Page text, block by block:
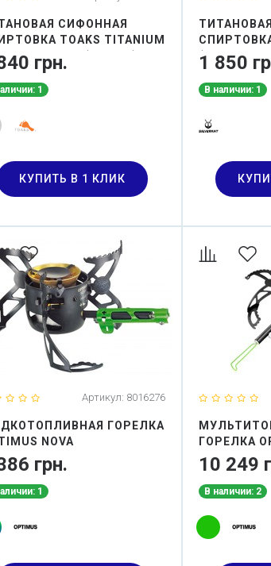
СИФОННАЯ
TOAKS TITANIUM
STOVE (STV-01)
грн.
1
КУПИТЬ В 1 КЛИК
СПИРТОВКА
1 850
В наличии: 1
Артикул: 8016276
ГОРЕЛКА
NOVA
грн.
1
ГОРЕЛКА
OPTIFUEL
10 249
В наличии: 2